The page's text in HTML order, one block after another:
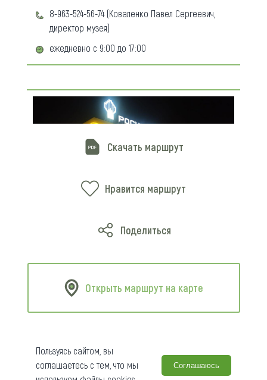
8-963-524-56-74 (Коваленко Павел Сергеевич,
директор музея)
ежедневно с 9:00 до 17:00
АЗК №10. Бийск, Старый
«Роснефть»
Подробнее
8 800 775-75-88
Скачать маршрут
Нравится маршрут
Поделиться
Открыть маршрут на карте
Пользуясь сайтом, вы
соглашаетесь с тем, что мы
Соглашаюсь